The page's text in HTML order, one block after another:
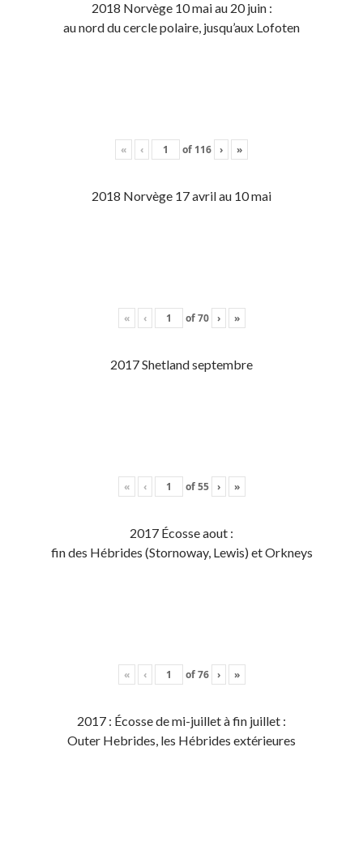
2018 Norvège 10 mai au 20 juin :
au nord du cercle polaire, jusqu’aux Lofoten
« ‹ of 116 › »
2018 Norvège 17 avril au 10 mai
« ‹ of70 › »
2017 Shetland septembre
« ‹ of55 › »
2017 Écosse aout :
fin des Hébrides (Stornoway, Lewis) et Orkneys
« ‹ of76 › »
2017 : Écosse de mi-juillet à fin juillet :
Outer Hebrides, les Hébrides extérieures